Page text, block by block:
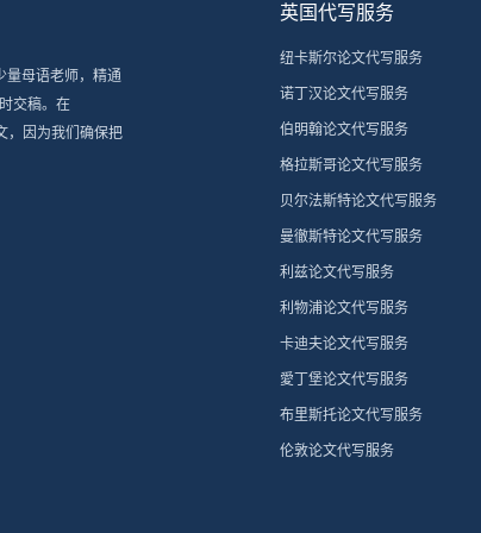
量母语老师，精通
交稿。在
，因为我们确保把
英国代写服务
纽卡斯尔论文代写服务
诺丁汉论文代写服务
伯明翰论文代写服务
格拉斯哥论文代写服务
贝尔法斯特论文代写服务
曼徹斯特论文代写服务
利兹论文代写服务
利物浦论文代写服务
卡迪夫论文代写服务
愛丁堡论文代写服务
布里斯托论文代写服务
伦敦论文代写服务